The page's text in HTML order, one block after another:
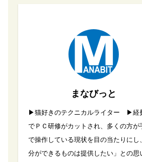
まなびっと
▶︎猫好きのテクニカルライター ▶︎経
でＰＣ研修がカットされ、多くの方が
で操作している現状を目の当たりにし
分ができるものは提供したい」との思